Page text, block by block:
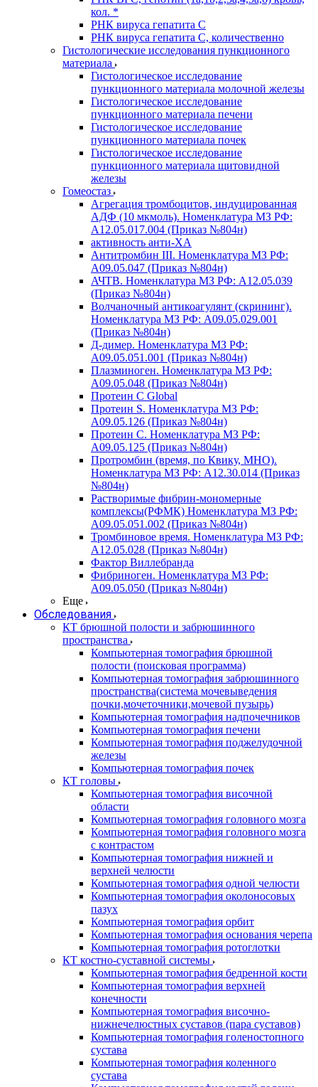
кол. *
РНК вируса гепатита C
РНК вируса гепатита C, количественно
Гистологические исследования пункционного
материала
Гистологическое исследование
пункционного материала молочной железы
Гистологическое исследование
пункционного материала печени
Гистологическое исследование
пункционного материала почек
Гистологическое исследование
пункционного материала щитовидной
железы
Гомеостаз
Агрегация тромбоцитов, индуцированная
АДФ (10 мкмоль). Номенклатура МЗ РФ:
A12.05.017.004 (Приказ №804н)
активность анти-ХА
Антитромбин III. Номенклатура МЗ РФ:
A09.05.047 (Приказ №804н)
АЧТВ. Номенклатура МЗ РФ: A12.05.039
(Приказ №804н)
Волчаночный антикоагулянт (скрининг).
Номенклатура МЗ РФ: A09.05.029.001
(Приказ №804н)
Д-димер. Номенклатура МЗ РФ:
A09.05.051.001 (Приказ №804н)
Плазминоген. Номенклатура МЗ РФ:
A09.05.048 (Приказ №804н)
Протеин C Global
Протеин S. Номенклатура МЗ РФ:
A09.05.126 (Приказ №804н)
Протеин С. Номенклатура МЗ РФ:
A09.05.125 (Приказ №804н)
Протромбин (время, по Квику, МНО).
Номенклатура МЗ РФ: A12.30.014 (Приказ
№804н)
Растворимые фибрин-мономерные
комплексы(РФМК) Номенклатура МЗ РФ:
A09.05.051.002 (Приказ №804н)
Тромбиновое время. Номенклатура МЗ РФ:
A12.05.028 (Приказ №804н)
Фактор Виллебранда
Фибриноген. Номенклатура МЗ РФ:
A09.05.050 (Приказ №804н)
Еще
Обследования
КТ брюшной полости и забрюшинного
пространства
Компьютерная томография брюшной
полости (поисковая программа)
Компьютерная томография забрюшинного
пространства(система мочевыведения
почки,мочеточники,мочевой пузырь)
Компьютерная томография надпочечников
Компьютерная томография печени
Компьютерная томография поджелудочной
железы
Компьютерная томография почек
КТ головы
Компьютерная томография височной
области
Компьютерная томография головного мозга
Компьютерная томография головного мозга
с контрастом
Компьютерная томография нижней и
верхней челюсти
Компьютерная томография одной челюсти
Компьютерная томография околоносовых
пазух
Компьютерная томография орбит
Компьютерная томография основания черепа
Компьютерная томография ротоглотки
КТ костно-суставной системы
Компьютерная томография бедренной кости
Компьютерная томография верхней
конечности
Компьютерная томография височно-
нижнечелюстных суставов (пара суставов)
Компьютерная томография голеностопного
сустава
Компьютерная томография коленного
сустава